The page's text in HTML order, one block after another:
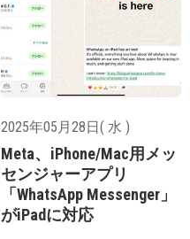
2025年05月28日( 水 )
Meta、iPhone/Mac用メッ
センジャーアプリ
「WhatsApp Messenger」
がiPadに対応